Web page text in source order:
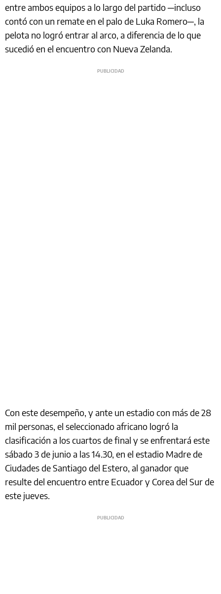
entre ambos equipos a lo largo del partido ─incluso
contó con un remate en el palo de Luka Romero─, la
pelota no logró entrar al arco, a diferencia de lo que
sucedió en el encuentro con Nueva Zelanda.
Con este desempeño, y ante un estadio con más de 28
mil personas, el seleccionado africano logró la
clasificación a los cuartos de final y se enfrentará este
sábado 3 de junio a las 14.30, en el estadio Madre de
Ciudades de Santiago del Estero, al ganador que
resulte del encuentro entre Ecuador y Corea del Sur de
este jueves.